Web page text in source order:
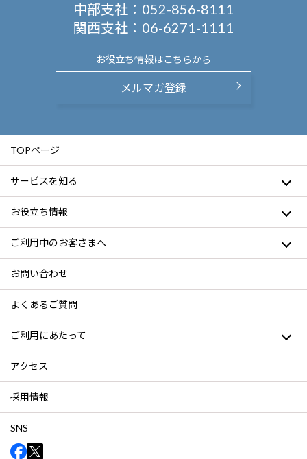
中部支社： 052-856-8111
関西支社： 06-6271-1111
お役立ち情報はこちらから
メルマガ登録
TOPページ
サービスを知る
お役立ち情報
ご利用中のお客さまへ
お問い合わせ
よくあるご質問
ご利用にあたって
アクセス
採用情報
SNS